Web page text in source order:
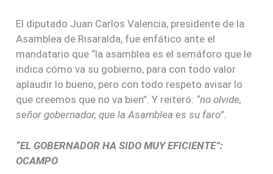
El diputado Juan Carlos Valencia, presidente de la
Asamblea de Risaralda, fue enfático ante el
mandatario que “la asamblea es el semáforo que le
indica cómo va su gobierno, para con todo valor
aplaudir lo bueno, pero con todo respeto avisar lo
que creemos que no va bien”. Y reiteró: “no olvide,
señor gobernador, que la Asamblea es su faro”.
“EL GOBERNADOR HA SIDO MUY EFICIENTE”:
OCAMPO